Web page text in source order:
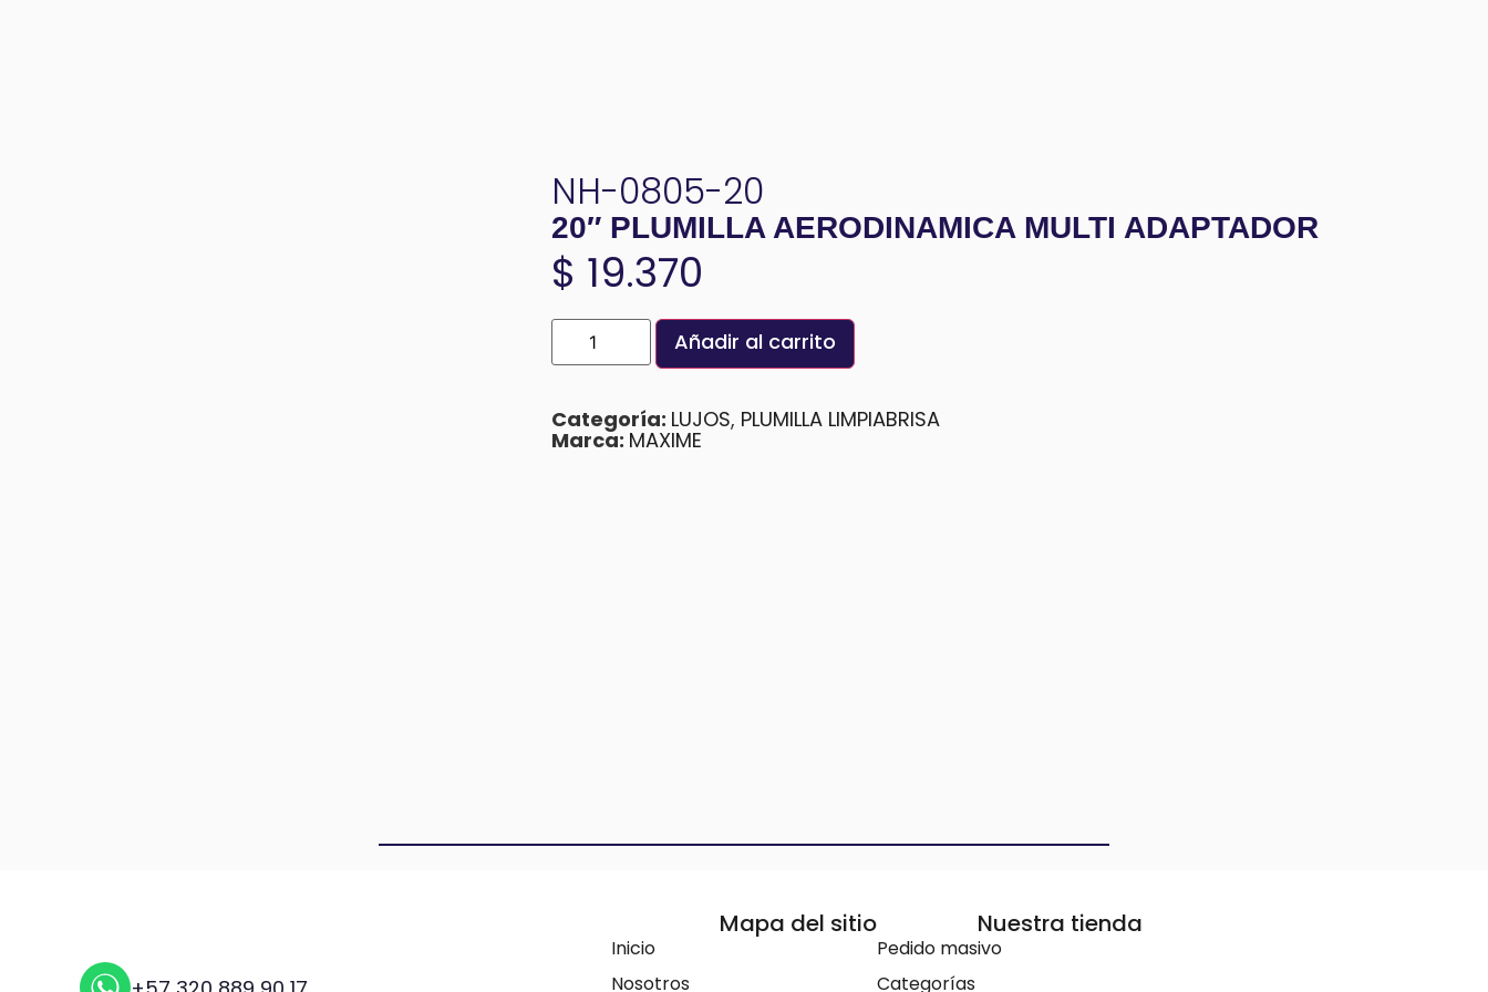
NH-0805-20
20″ PLUMILLA AERODINAMICA MULTI ADAPTADOR
$ 19.370
Añadir al carrito
Categoría: LUJOS, PLUMILLA LIMPIABRISA
Marca: MAXIME
Mapa del sitio
Inicio
Nosotros
Nuestra tienda
Pedido masivo
Categorías